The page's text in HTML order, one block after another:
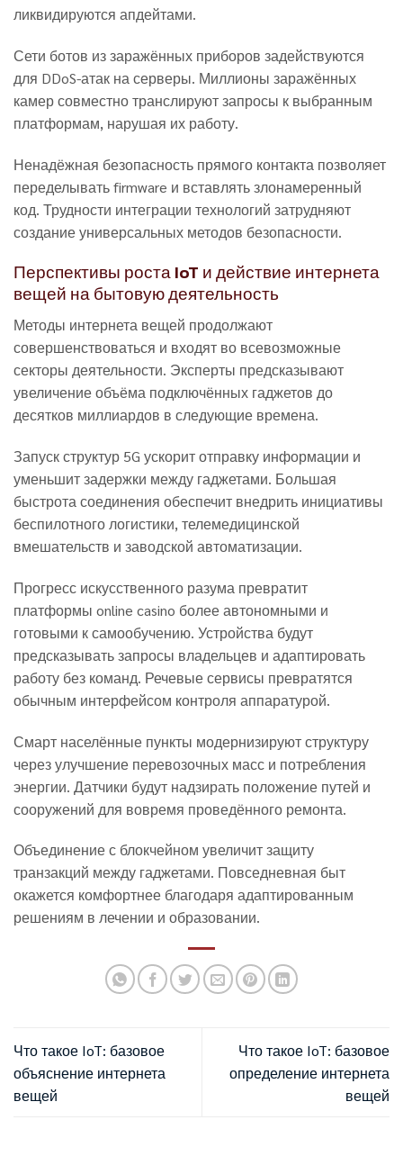
ликвидируются апдейтами.
Сети ботов из заражённых приборов задействуются
для DDoS-атак на серверы. Миллионы заражённых
камер совместно транслируют запросы к выбранным
платформам, нарушая их работу.
Ненадёжная безопасность прямого контакта позволяет
переделывать firmware и вставлять злонамеренный
код. Трудности интеграции технологий затрудняют
создание универсальных методов безопасности.
Перспективы роста IoT и действие интернета
вещей на бытовую деятельность
Методы интернета вещей продолжают
совершенствоваться и входят во всевозможные
секторы деятельности. Эксперты предсказывают
увеличение объёма подключённых гаджетов до
десятков миллиардов в следующие времена.
Запуск структур 5G ускорит отправку информации и
уменьшит задержки между гаджетами. Большая
быстрота соединения обеспечит внедрить инициативы
беспилотного логистики, телемедицинской
вмешательств и заводской автоматизации.
Прогресс искусственного разума превратит
платформы online casino более автономными и
готовыми к самообучению. Устройства будут
предсказывать запросы владельцев и адаптировать
работу без команд. Речевые сервисы превратятся
обычным интерфейсом контроля аппаратурой.
Смарт населённые пункты модернизируют структуру
через улучшение перевозочных масс и потребления
энергии. Датчики будут надзирать положение путей и
сооружений для вовремя проведённого ремонта.
Объединение с блокчейном увеличит защиту
транзакций между гаджетами. Повседневная быт
окажется комфортнее благодаря адаптированным
решениям в лечении и образовании.
Что такое IoT: базовое
объяснение интернета
вещей
Что такое IoT: базовое
определение интернета
вещей